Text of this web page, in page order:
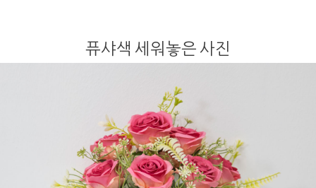
퓨샤색 세워놓은 사진